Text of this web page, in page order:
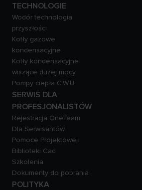
TECHNOLOGIE
Wodór technologia
przyszłości
Kotły gazowe
kondensacyjne
Kotły kondensacyjne
wiszące dużej mocy
Pompy ciepła C.W.U.
SERWIS DLA
PROFESJONALISTÓW
Rejestracja OneTeam
Dla Serwisantów
Pomoce Projektowe i
Biblioteki Cad
Szkolenia
Dokumenty do pobrania
POLITYKA